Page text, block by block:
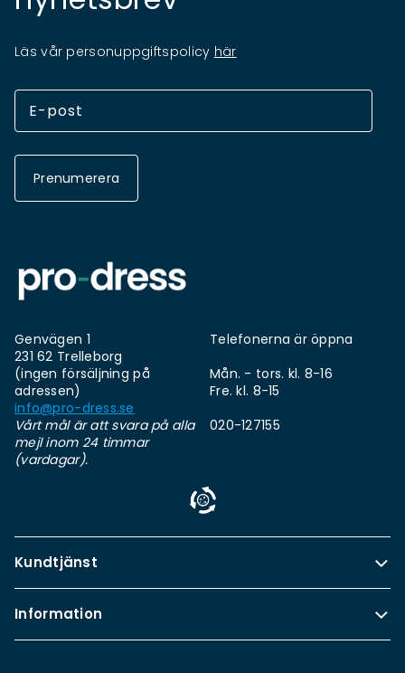
Läs vår personuppgiftspolicy här
Prenumerera
Genvägen 1
231 62 Trelleborg
(ingen försäljning på
adressen)
info@pro-dress.se
Vårt mål är att svara på alla
mejl inom 24 timmar
(vardagar).
Telefonerna är öppna
Mån. - tors. kl. 8-16
Fre. kl. 8-15
020-127155
Kundtjänst
Information